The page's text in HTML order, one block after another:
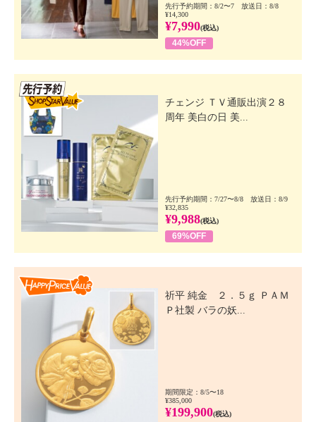
先行予約期間：8/2〜7 放送日：8/8
¥14,300
¥7,990(税込)
44%OFF
チェンジ ＴＶ通販出演２８
周年 美白の日 美...
先行予約期間：7/27〜8/8 放送日：8/9
¥32,835
¥9,988(税込)
69%OFF
祈平 純金 ２．５ｇ ＰＡＭ
Ｐ社製 バラの妖...
期間限定：8/5〜18
¥385,000
¥199,900(税込)